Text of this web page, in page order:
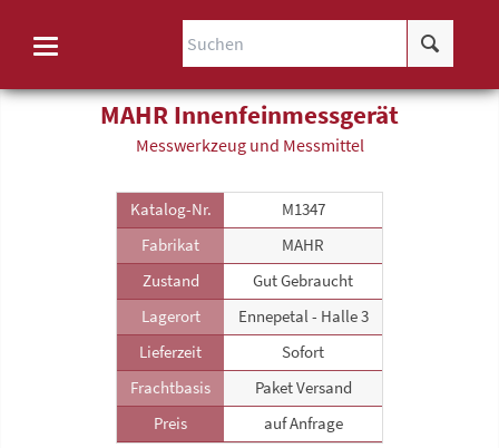
MAHR Innenfeinmessgerät
Messwerkzeug und Messmittel
Katalog-Nr.
M1347
Fabrikat
MAHR
Zustand
Gut Gebraucht
Lagerort
Ennepetal - Halle 3
Lieferzeit
Sofort
Frachtbasis
Paket Versand
Preis
auf Anfrage